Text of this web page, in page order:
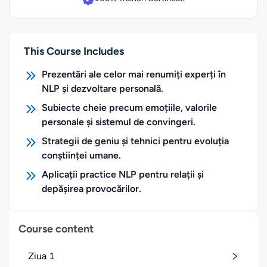
Course content
Ziua 1
This Course Includes
Prezentări ale celor mai renumiți experți în
NLP și dezvoltare personală.
Subiecte cheie precum emoțiile, valorile
personale și sistemul de convingeri.
Strategii de geniu și tehnici pentru evoluția
conștiinței umane.
Aplicații practice NLP pentru relații și
depășirea provocărilor.